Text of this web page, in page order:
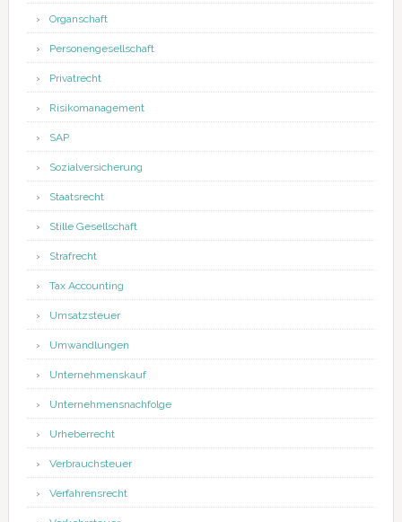
Organschaft
Personengesellschaft
Privatrecht
Risikomanagement
SAP
Sozialversicherung
Staatsrecht
Stille Gesellschaft
Strafrecht
Tax Accounting
Umsatzsteuer
Umwandlungen
Unternehmenskauf
Unternehmensnachfolge
Urheberrecht
Verbrauchsteuer
Verfahrensrecht